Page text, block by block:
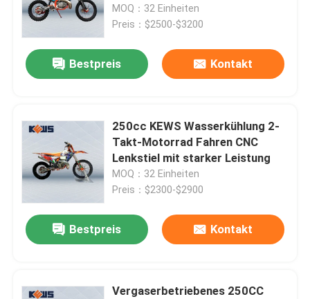
Optionskonfigurationen
MOQ：32 Einheiten
Preis：$2500-$3200
Bestpreis Kontakt
250cc KEWS Wasserkühlung 2-
Takt-Motorrad Fahren CNC
Lenkstiel mit starker Leistung
MOQ：32 Einheiten
Preis：$2300-$2900
Bestpreis Kontakt
Vergaserbetriebenes 250CC